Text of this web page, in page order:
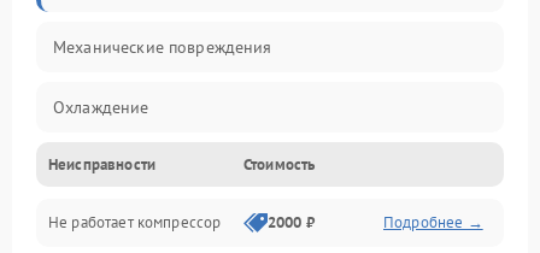
Механические повреждения
Охлаждение
Механика
Электропитание
Неисправности Стоимость
Не работает компрессор 2000 ₽ Подробнее →